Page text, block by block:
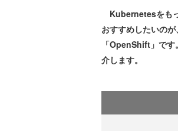
Kubernetesをも
おすすめしたいの
「OpenShift」で
介します。